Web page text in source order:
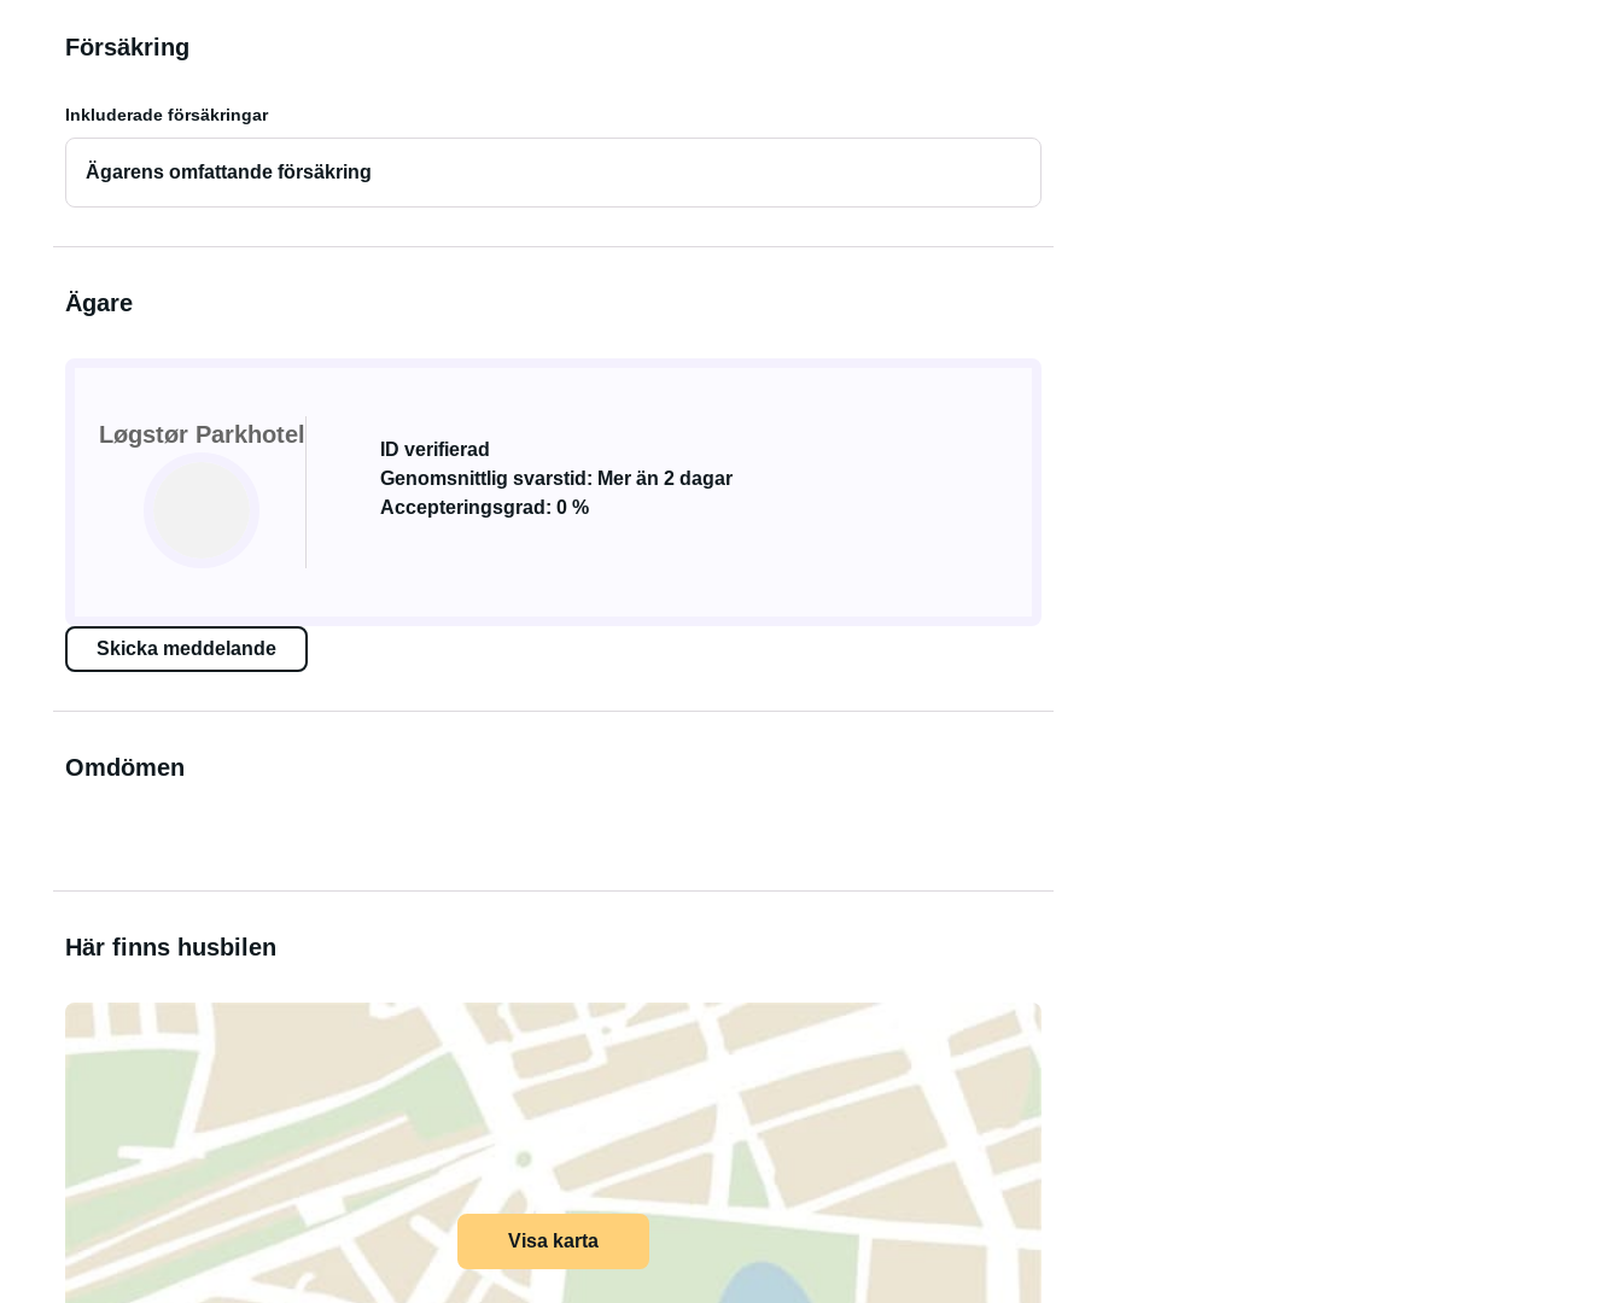
Försäkring
Inkluderade försäkringar
Ägarens omfattande försäkring
Ägare
Løgstør Parkhotel
ID verifierad
Genomsnittlig svarstid: Mer än 2 dagar
Accepteringsgrad: 0 %
Skicka meddelande
Omdömen
Här finns husbilen
Visa karta